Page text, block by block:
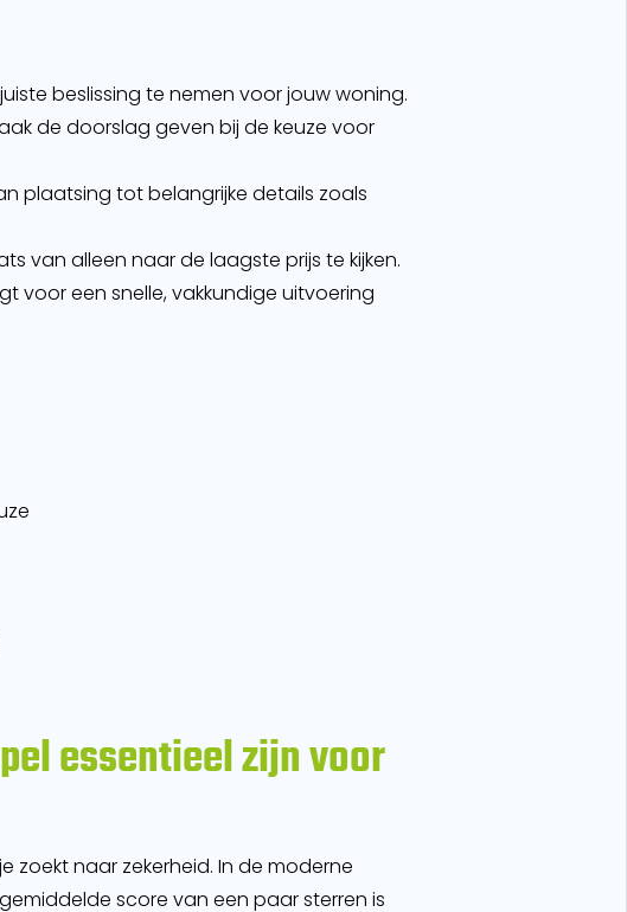
beslissing te nemen voor jouw woning.
de doorslag geven bij de keuze voor
plaatsing tot belangrijke details zoals
van alleen naar de laagste prijs te kijken.
voor een snelle, vakkundige uitvoering
essentieel zijn voor
zoekt naar zekerheid. In de moderne
score van een paar sterren is